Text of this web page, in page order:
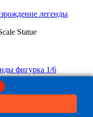
легенды
Statue
легенды